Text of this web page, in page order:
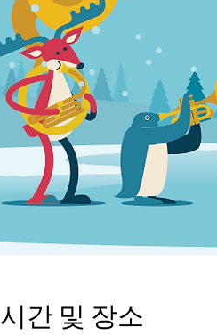
시간 및 장소